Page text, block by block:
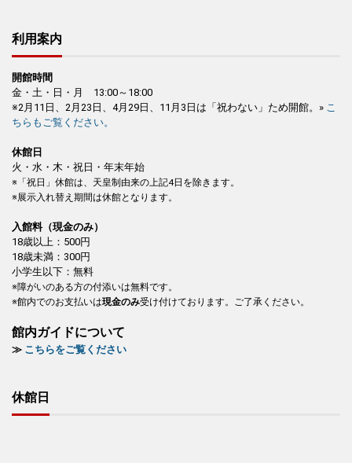
利用案内
開館時間
金・土・日・月 13:00～18:00
※2月11日、2月23日、4月29日、11月3日は「祝わない」ため開館。» こ
ちらもご覧ください。
休館日
火・水・木・祝日・年末年始
※「祝日」休館は、天皇制由来の上記4日を除きます。
※展示入れ替え期間は休館となります。
入館料（現金のみ）
18歳以上：500円
18歳未満：300円
小学生以下：無料
※障がいのある方の付添いは無料です。
※館内でのお支払いは現金のみ受け付けております。ご了承ください。
館内ガイドについて
≫ こちらをご覧ください
休館日